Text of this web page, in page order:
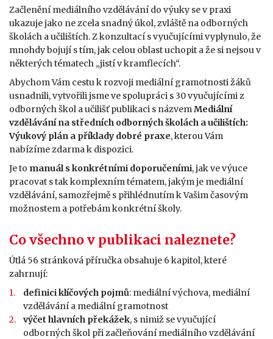
Začlenění mediálního vzdělávání do výuky se v praxi
ukazuje jako ne zcela snadný úkol, zvláště na odborných
školách a učilištích. Z konzultací s vyučujícími vyplynulo, že
mnohdy bojují s tím, jak celou oblast uchopit a že si nejsou v
některých tématech „jistí v kramflecích“.
Abychom Vám cestu k rozvoji mediální gramotnosti žáků
usnadnili, vytvořili jsme ve spolupráci s 30 vyučujícími z
odborných škol a učilišť publikaci s názvemMediální
vzdělávání na středních odborných školách a učilištích:
Výukový plán a příklady dobré praxe, kterou Vám
nabízíme zdarma k dispozici.
Je to manuál s konkrétními doporučeními, jak ve výuce
pracovat s tak komplexním tématem, jakým je mediální
vzdělávání, samozřejmě s přihlédnutím k Vašim časovým
možnostem a potřebám konkrétní školy.
Co všechno v publikaci naleznete?
Útlá 56 stránková příručka obsahuje 6 kapitol, které
zahrnují:
definici klíčových pojmů: mediální výchova, mediální
vzdělávání a mediální gramotnost
výčet hlavních překážek, s nimiž se vyučující
odborných škol při začleňování mediálního vzdělávání